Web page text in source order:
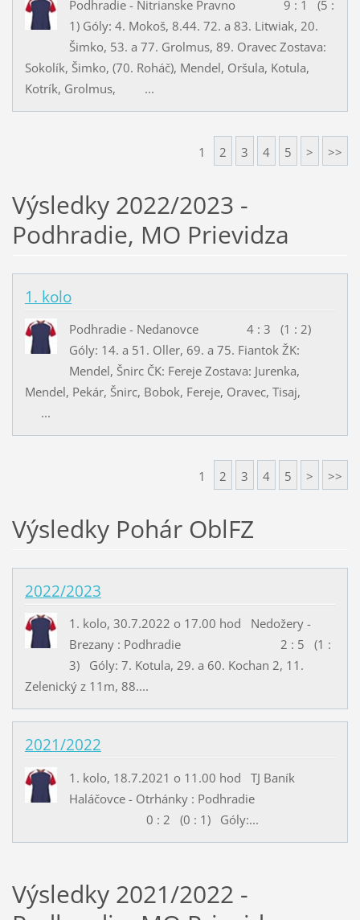
Podhradie - Nitrianske Pravno 9 : 1 (5 :
1) Góly: 4. Mokoš, 8.44. 72. a 83. Litwiak, 20.
Šimko, 53. a 77. Grolmus, 89. Oravec Zostava:
Sokolík, Šimko, (70. Roháč), Mendel, Oršula, Kotula,
Kotrík, Grolmus, ...
1 2 3 4 5 > >>
Výsledky 2022/2023 -
Podhradie, MO Prievidza
1. kolo
Podhradie - Nedanovce 4 : 3 (1 : 2)
Góly: 14. a 51. Oller, 69. a 75. Fiantok ŽK:
Mendel, Šnirc ČK: Fereje Zostava: Jurenka,
Mendel, Pekár, Šnirc, Bobok, Fereje, Oravec, Tisaj,
...
1 2 3 4 5 > >>
Výsledky Pohár OblFZ
2022/2023
1. kolo, 30.7.2022 o 17.00 hod Nedožery -
Brezany : Podhradie 2 : 5 (1 :
3) Góly: 7. Kotula, 29. a 60. Kochan 2, 11.
Zelenický z 11m, 88....
2021/2022
1. kolo, 18.7.2021 o 11.00 hod TJ Baník
Haláčovce - Otrhánky : Podhradie
0 : 2 (0 : 1) Góly:...
Výsledky 2021/2022 -